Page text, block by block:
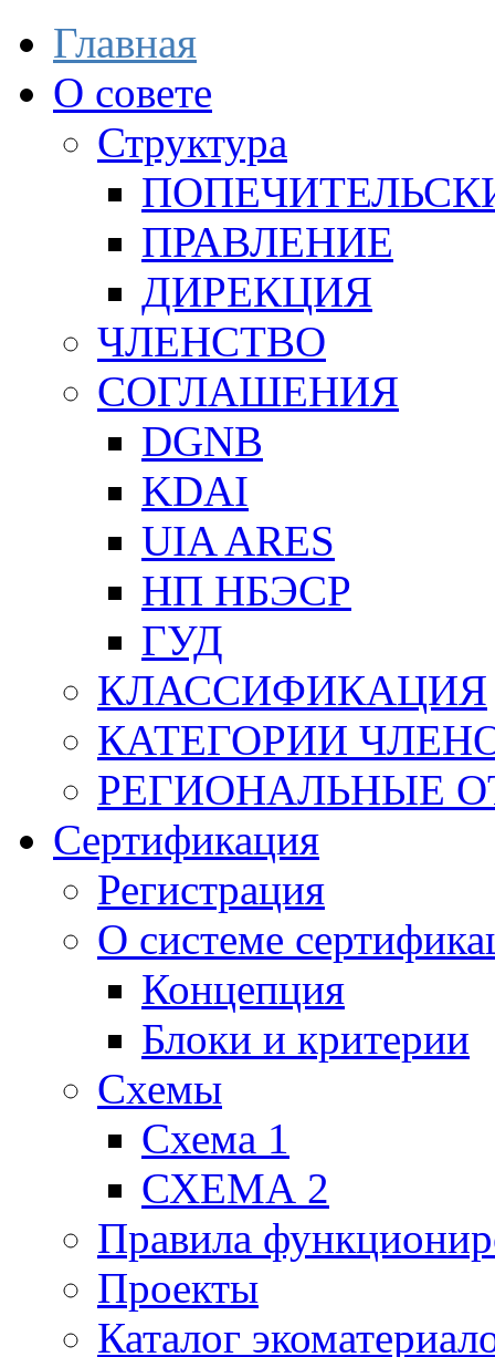
Главная
О совете
Структура
ПРАВЛЕНИЕ
ДИРЕКЦИЯ
ЧЛЕНСТВО
СОГЛАШЕНИЯ
DGNB
KDAI
UIA ARES
НП НБЭСР
ГУД
КЛАССИФИКАЦИЯ
КАТЕГОРИИ
РЕГИОНАЛЬНЫЕ
Сертификация
Регистрация
О системе
Концепция
Блоки и критерии
Схемы
Схема 1
СХЕМА 2
Правила
Проекты
Каталог